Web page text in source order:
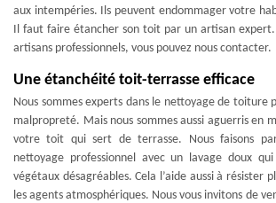
aux intempéries. Ils peuvent endommager votre
Il faut faire étancher son toit par un artisan expert.
artisans professionnels, vous pouvez nous contacter.
Une étanchéité toit-terrasse efficace
Nous sommes experts dans le nettoyage de toiture
malpropreté. Mais nous sommes aussi aguerris en
votre toit qui sert de terrasse. Nous faisons
nettoyage professionnel avec un lavage doux
végétaux désagréables. Cela l’aide aussi à résister
les agents atmosphériques. Nous vous invitons de